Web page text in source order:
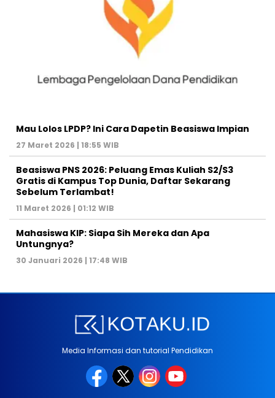
Mau Lolos LPDP? Ini Cara Dapetin Beasiswa Impian
27 Maret 2026 | 18:55 WIB
Beasiswa PNS 2026: Peluang Emas Kuliah S2/S3
Gratis di Kampus Top Dunia, Daftar Sekarang
Sebelum Terlambat!
11 Maret 2026 | 01:12 WIB
Mahasiswa KIP: Siapa Sih Mereka dan Apa
Untungnya?
30 Januari 2026 | 17:48 WIB
Media Informasi dan tutorial Pendidikan